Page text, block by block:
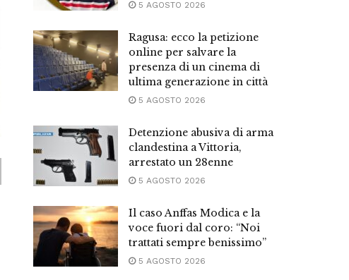
5 AGOSTO 2026
Ragusa: ecco la petizione
online per salvare la
presenza di un cinema di
ultima generazione in città
5 AGOSTO 2026
Detenzione abusiva di arma
clandestina a Vittoria,
arrestato un 28enne
5 AGOSTO 2026
Il caso Anffas Modica e la
voce fuori dal coro: “Noi
trattati sempre benissimo”
5 AGOSTO 2026